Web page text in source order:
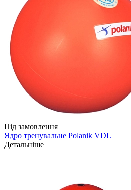
Під замовлення
Ядро тренувальне Polanik VDL
Детальніше